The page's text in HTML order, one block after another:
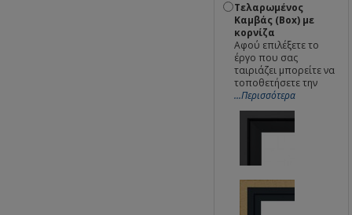
Τελαρωμένος
Καμβάς (Box) με
κορνίζα
Αφού επιλέξετε το
έργο που σας
ταιριάζει μπορείτε να
τοποθετήσετε την
...Περισσότερα